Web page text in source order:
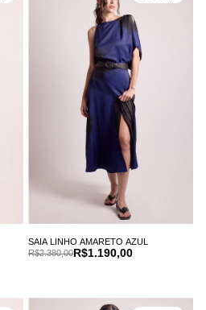
SAIA LINHO AMARETO AZUL
R$1.190,00
R$2.380,00